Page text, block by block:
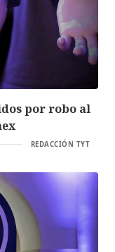
por robo al
REDACCIÓN TYT